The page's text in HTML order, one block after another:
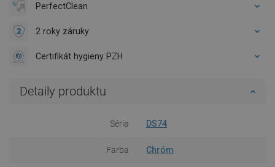
PerfectClean
2 roky záruky
Certifikát hygieny PZH
Detaily produktu
Séria DS74
Farba Chróm